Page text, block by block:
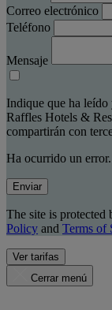
Correo electrónico
Teléfono
Mensaje
Indique que ha leído
Raffles Hotels &
compartirán con
Ha ocurrido un
Enviar
The site is
Policy and Terms of
Ver tarifas
Cerrar menú